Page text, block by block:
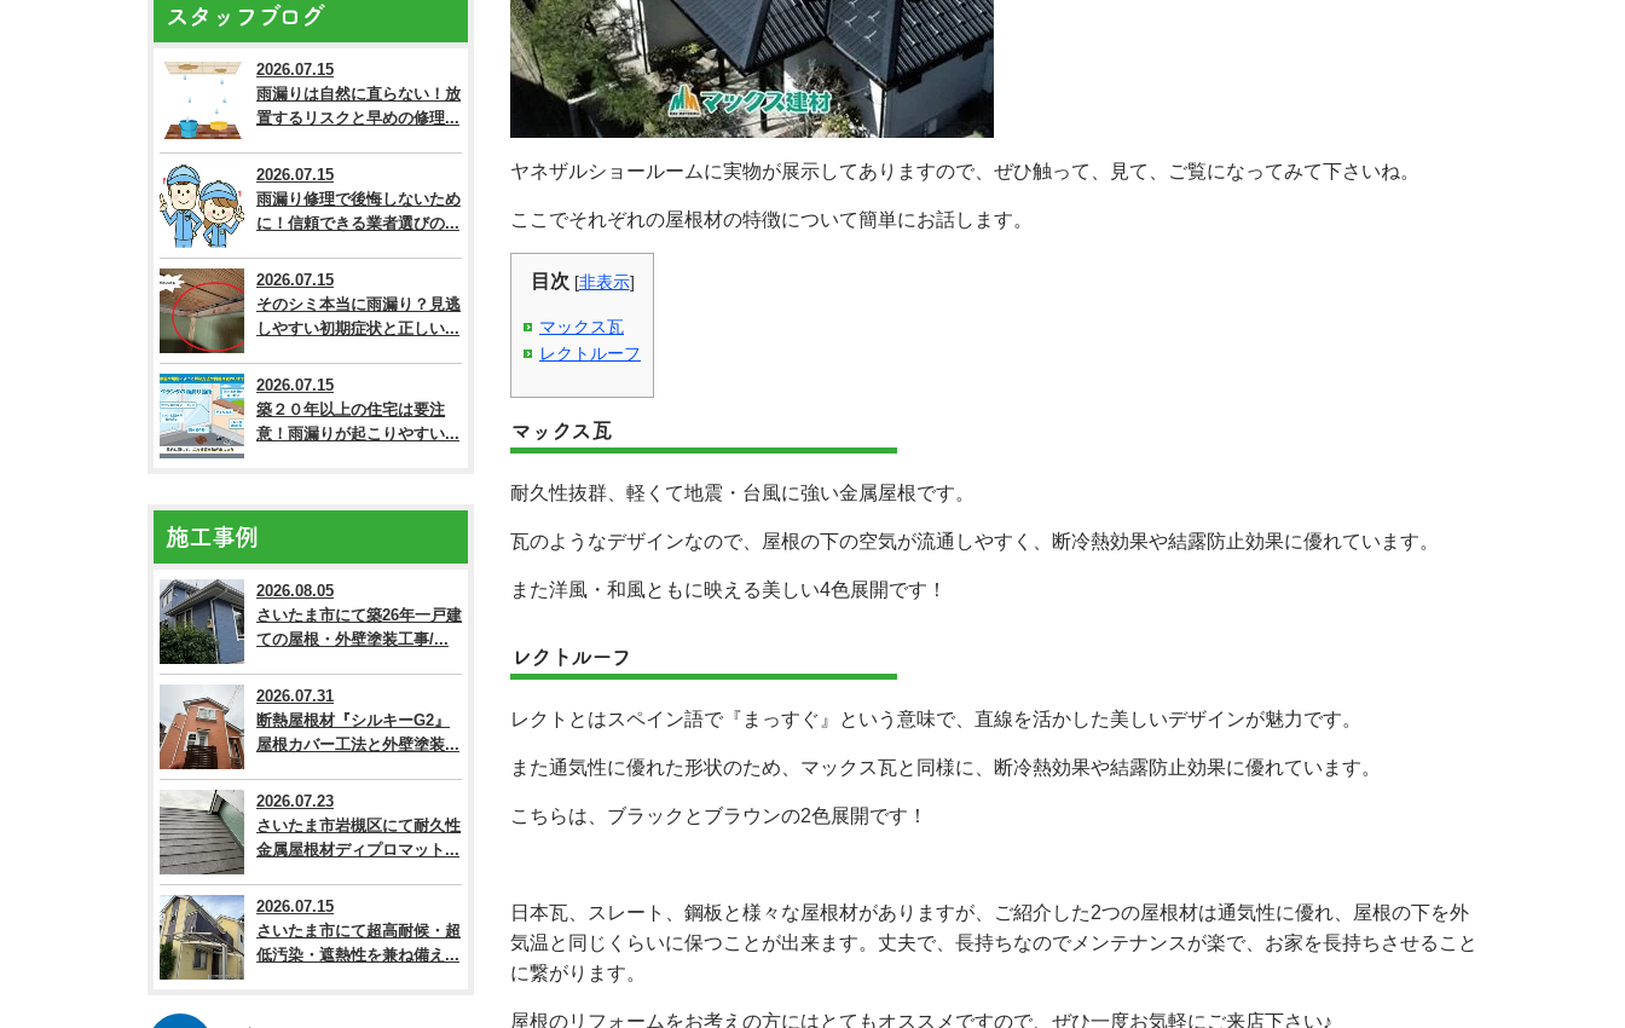
ヤネザルショールームに実物が展示してありますので、ぜひ触って、見て、ご覧になってみて下さいね。
ここでそれぞれの屋根材の特徴について簡単にお話します。
目次 [非表示]
マックス瓦
レクトルーフ
マックス瓦
耐久性抜群、軽くて地震・台風に強い金属屋根です。
瓦のようなデザインなので、屋根の下の空気が流通しやすく、断冷熱効果や結露防止効果に優れています。
また洋風・和風ともに映える美しい4色展開です！
レクトルーフ
レクトとはスペイン語で『まっすぐ』という意味で、直線を活かした美しいデザインが魅力です。
また通気性に優れた形状のため、マックス瓦と同様に、断冷熱効果や結露防止効果に優れています。
こちらは、ブラックとブラウンの2色展開です！
日本瓦、スレート、鋼板と様々な屋根材がありますが、ご紹介した2つの屋根材は通気性に優れ、屋根の下を外
気温と同じくらいに保つことが出来ます。丈夫で、長持ちなのでメンテナンスが楽で、お家を長持ちさせること
に繋がります。
屋根のリフォームをお考えの方にはとてもオススメですので、ぜひ一度お気軽にご来店下さい♪
スタッフブログ
2026.07.15
雨漏りは自然に直らない！放
置するリスクと早めの修理...
2026.07.15
雨漏り修理で後悔しないため
に！信頼できる業者選びの...
2026.07.15
そのシミ本当に雨漏り？見逃
しやすい初期症状と正しい...
2026.07.15
築２０年以上の住宅は要注
意！雨漏りが起こりやすい...
施工事例
2026.08.05
さいたま市にて築26年一戸建
ての屋根・外壁塗装工事/...
2026.07.31
断熱屋根材『シルキーG2』
屋根カバー工法と外壁塗装...
2026.07.23
さいたま市岩槻区にて耐久性
金属屋根材ディプロマット...
2026.07.15
さいたま市にて超高耐候・超
低汚染・遮熱性を兼ね備え...